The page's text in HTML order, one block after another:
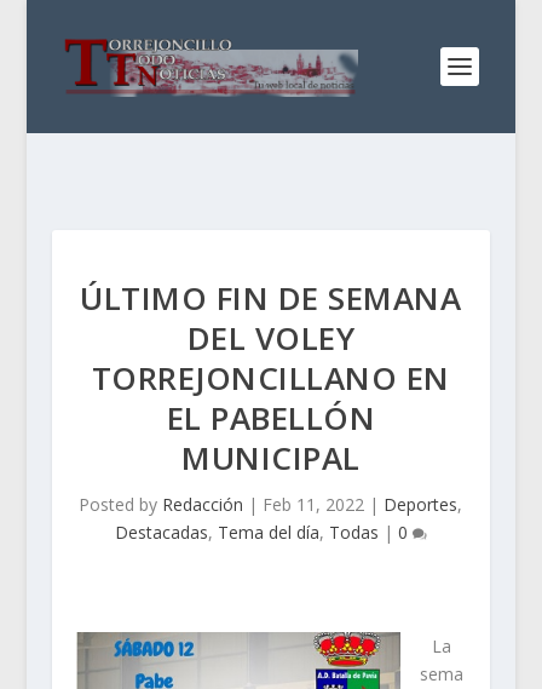
ÚLTIMO FIN DE SEMANA
DEL VOLEY
TORREJONCILLANO EN
EL PABELLÓN
MUNICIPAL
Posted by Redacción | Feb 11, 2022 | Deportes,
Destacadas, Tema del día, Todas | 0
La
sema